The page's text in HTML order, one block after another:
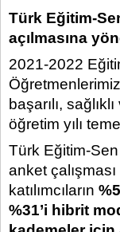
Türk Eğitim-
açılmasına
2021-2022
başarılı,
öğretim yılı
Türk Eğitim-
anket
katılımcıların
%31’i hibrit